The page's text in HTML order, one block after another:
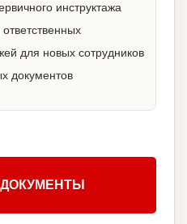
инструктажа
для новых сотрудников
документов